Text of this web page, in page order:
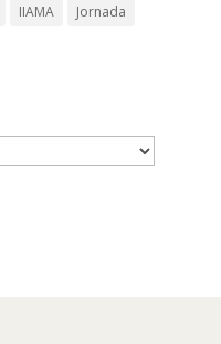
IIAMA
Jornada